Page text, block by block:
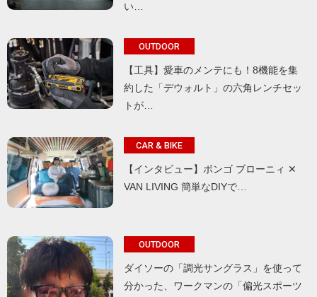
い…
OUTDOOR
【工具】愛車のメンテにも！8機能を集
約した「デウォルト」の六角レンチセッ
トが…
CAR & BIKE
【インタビュー】ボンゴ ブローニィ ✕
VAN LIVING 簡単なDIYで…
OUTDOOR
ダイソーの「調光サングラス」を使って
分かった、ワークマンの「偏光スポーツ